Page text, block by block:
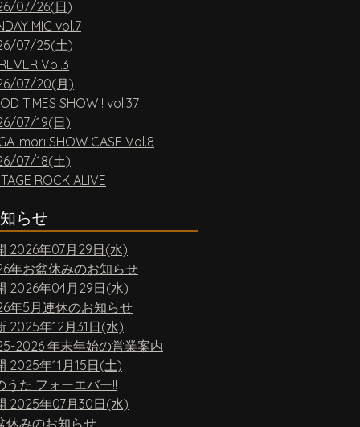
07/26(日)
MIC vol.7
07/25(土)
Vol.3
07/20(月)
TIMES SHOW ! vol.37
07/19(日)
mori SHOW CASE Vol.8
07/18(土)
ROCK ALIVE
らせ
2026年07月29日(水)
年お盆休みのお知らせ
2026年04月29日(水)
年5月連休のお知らせ
2025年12月31日(水)
2026 年末年始の営業案内
2025年11月15日(土)
うた フォーエバー!!
2025年07月30日(水)
休みのお知らせ